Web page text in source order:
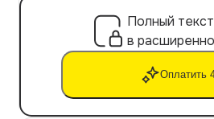
Полный
в
Оплатить